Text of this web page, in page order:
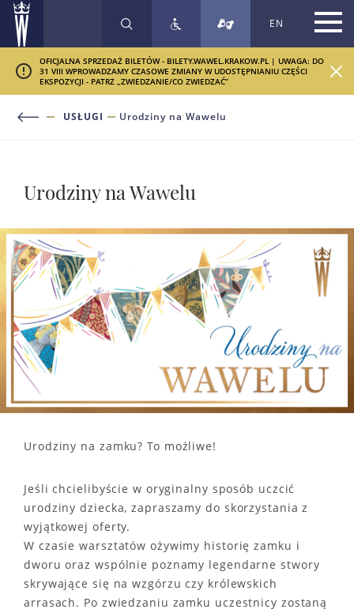
SZUKAJ EN
OFICJALNA SPRZEDAŻ BILETÓW - BILETY.WAWEL.KRAKOW.PL | UWAGA: DO
31 VIII WPROWADZAMY CZASOWE ZMIANY W UDOSTĘPNIANIU CZĘŚCI
EKSPOZYCJI - PATRZ „ZWIEDZANIE/CO ZWIEDZAĆ”
USŁUGI Urodziny na Wawelu
Urodziny na Wawelu
Urodziny na zamku? To możliwe!
Jeśli chcielibyście w oryginalny sposób uczcić
urodziny dziecka, zapraszamy do skorzystania z
wyjątkowej oferty.
W czasie warsztatów ożywimy historię zamku i
dworu oraz wspólnie poznamy legendarne stwory
skrywające się na wzgórzu czy królewskich
arrasach. Po zwiedzaniu zamku uczestnicy zostaną